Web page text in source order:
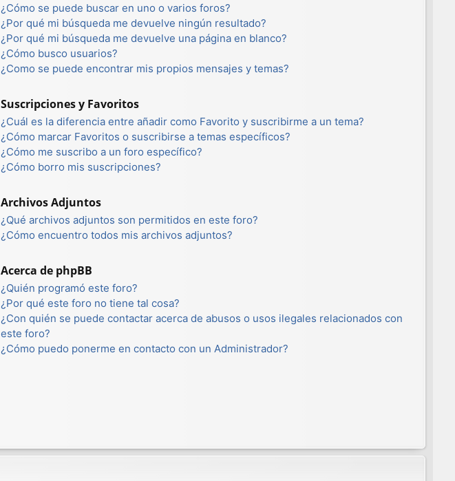
¿Cómo se puede buscar en uno o varios foros?
¿Por qué mi búsqueda me devuelve ningún resultado?
¿Por qué mi búsqueda me devuelve una página en blanco?
¿Cómo busco usuarios?
¿Como se puede encontrar mis propios mensajes y temas?
Suscripciones y Favoritos
¿Cuál es la diferencia entre añadir como Favorito y suscribirme a un tema?
¿Cómo marcar Favoritos o suscribirse a temas específicos?
¿Cómo me suscribo a un foro específico?
¿Cómo borro mis suscripciones?
Archivos Adjuntos
¿Qué archivos adjuntos son permitidos en este foro?
¿Cómo encuentro todos mis archivos adjuntos?
Acerca de phpBB
¿Quién programó este foro?
¿Por qué este foro no tiene tal cosa?
¿Con quién se puede contactar acerca de abusos o usos ilegales relacionados con
este foro?
¿Cómo puedo ponerme en contacto con un Administrador?